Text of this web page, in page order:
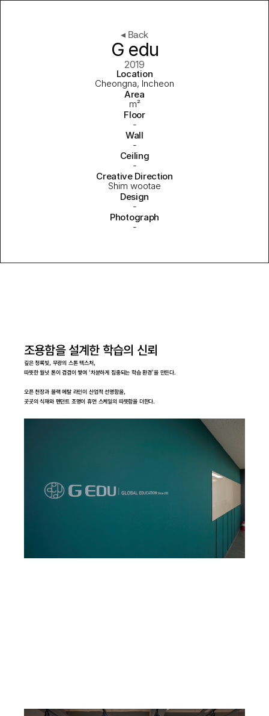
◂ Back
G edu
2019
Location
Cheongna, Incheon
Area
m²
Floor
-
Wall
-
Ceiling
-
Creative Direction
Shim wootae
Design
-
Photograph
-
조용함을 설계한 학습의 신뢰
깊은 청록빛, 무광의 스톤 텍스처,
따뜻한 월넛 톤이 겹겹이 쌓여 ‘차분하게 집중되는 학습 환경’을 만든다.
오픈 천장과 블랙 메탈 라인이 산업적 선명함을,
곳곳의 식재와 펜던트 조명이 휴먼 스케일의 따뜻함을 더한다.